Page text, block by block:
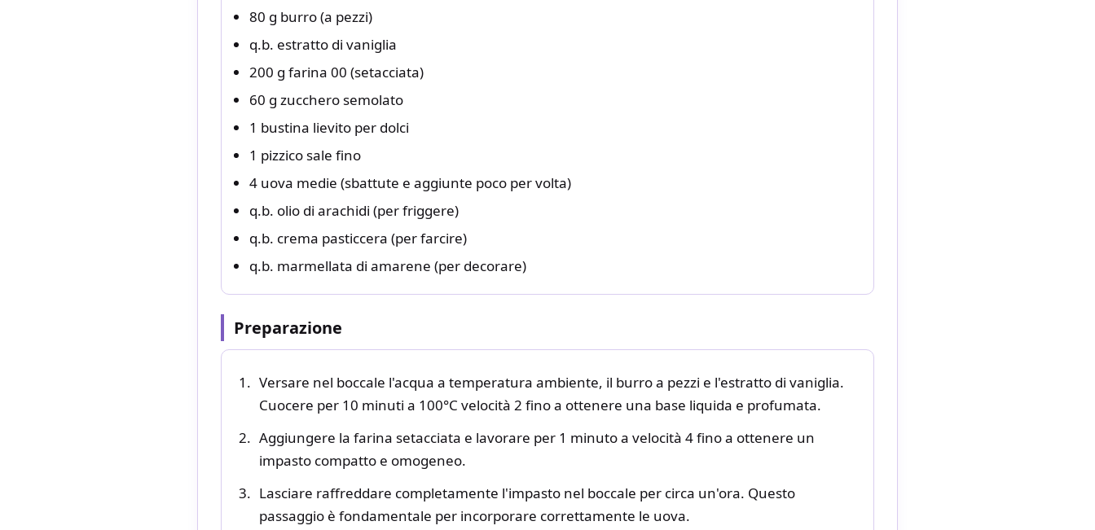
80 g burro (a pezzi)
q.b. estratto di vaniglia
200 g farina 00 (setacciata)
60 g zucchero semolato
1 bustina lievito per dolci
1 pizzico sale fino
4 uova medie (sbattute e aggiunte poco per volta)
q.b. olio di arachidi (per friggere)
q.b. crema pasticcera (per farcire)
q.b. marmellata di amarene (per decorare)
Preparazione
Versare nel boccale l'acqua a temperatura ambiente, il burro a pezzi e l'estratto di vaniglia.
Cuocere per 10 minuti a 100°C velocità 2 fino a ottenere una base liquida e profumata.
Aggiungere la farina setacciata e lavorare per 1 minuto a velocità 4 fino a ottenere un
impasto compatto e omogeneo.
Lasciare raffreddare completamente l'impasto nel boccale per circa un'ora. Questo
passaggio è fondamentale per incorporare correttamente le uova.